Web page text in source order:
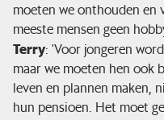
moeten we onthouden en
meeste mensen geen
Terry: 'Voor jongeren
maar we moeten hen ook
leven en plannen maken,
hun pensioen. Het moet